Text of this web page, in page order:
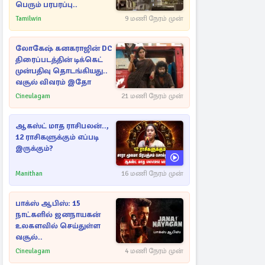
பெரும் பரபரப்பு..
Tamilwin 9 மணி நேரம் முன்
லோகேஷ் கனகராஜின் DC
திரைப்படத்தின் டிக்கெட்
முன்பதிவு தொடங்கியது..
வசூல் விவரம் இதோ
Cineulagam 21 மணி நேரம் முன்
ஆகஸ்ட் மாத ராசிபலன்..,
12 ராசிகளுக்கும் எப்படி
இருக்கும்?
Manithan 16 மணி நேரம் முன்
பாக்ஸ் ஆபிஸ்: 15
நாட்களில் ஜனநாயகன்
உலகளவில் செய்துள்ள
வசூல்..
Cineulagam 4 மணி நேரம் முன்